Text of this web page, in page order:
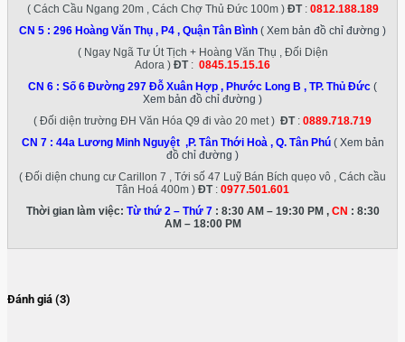
( Cách Cầu Ngang 20m , Cách Chợ Thủ Đức 100m ) ĐT: 0812.188.189
CN 5 : 296 Hoàng Văn Thụ , P4 , Quận Tân Bình ( Xem bản đồ chỉ đường )
( Ngay Ngã Tư Út Tịch + Hoàng Văn Thụ , Đối Diện
Adora ) ĐT: 0845.15.15.16
CN 6 : Số 6 Đường 297 Đỗ Xuân Hợp , Phước Long B , TP. Thủ Đức (
Xem bản đồ chỉ đường )
( Đối diện trường ĐH Văn Hóa Q9 đi vào 20 met ) ĐT: 0889.718.719
CN 7 : 44a Lương Minh Nguyệt ,P. Tân Thới Hoà , Q. Tân Phú ( Xem bản
đồ chỉ đường )
( Đối diện chung cư Carillon 7 , Tới số 47 Luỹ Bán Bích quẹo vô , Cách cầu
Tân Hoá 400m ) ĐT: 0977.501.601
Thời gian làm việc: Từ thứ 2 – Thứ 7: 8:30 AM – 19:30 PM , CN : 8:30
AM – 18:00 PM
Đánh giá (3)